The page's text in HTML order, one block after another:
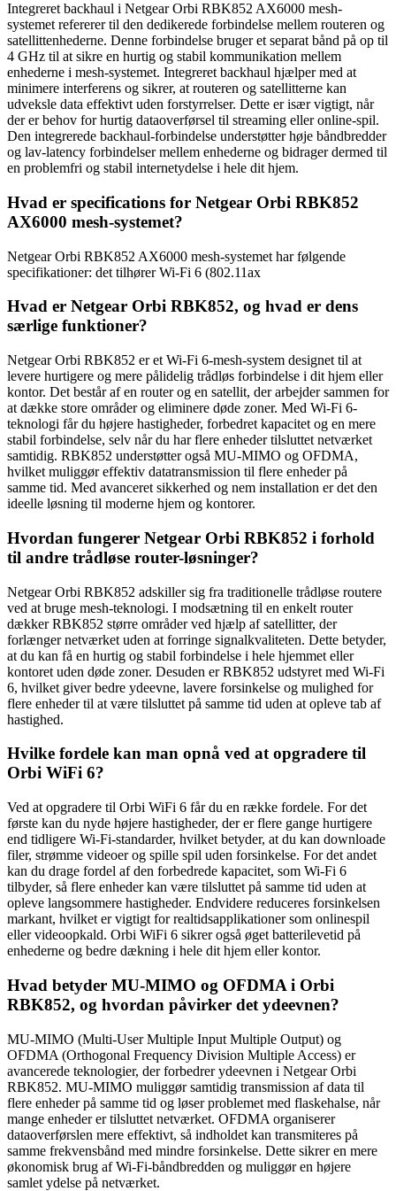
Integreret backhaul i Netgear Orbi RBK852 AX6000 mesh-
systemet refererer til den dedikerede forbindelse mellem routeren og
satellittenhederne. Denne forbindelse bruger et separat bånd på op til
4 GHz til at sikre en hurtig og stabil kommunikation mellem
enhederne i mesh-systemet. Integreret backhaul hjælper med at
minimere interferens og sikrer, at routeren og satellitterne kan
udveksle data effektivt uden forstyrrelser. Dette er især vigtigt, når
der er behov for hurtig dataoverførsel til streaming eller online-spil.
Den integrerede backhaul-forbindelse understøtter høje båndbredder
og lav-latency forbindelser mellem enhederne og bidrager dermed til
en problemfri og stabil internetydelse i hele dit hjem.
Hvad er specifications for Netgear Orbi RBK852
AX6000 mesh-systemet?
Netgear Orbi RBK852 AX6000 mesh-systemet har følgende
specifikationer: det tilhører Wi-Fi 6 (802.11ax
Hvad er Netgear Orbi RBK852, og hvad er dens
særlige funktioner?
Netgear Orbi RBK852 er et Wi-Fi 6-mesh-system designet til at
levere hurtigere og mere pålidelig trådløs forbindelse i dit hjem eller
kontor. Det består af en router og en satellit, der arbejder sammen for
at dække store områder og eliminere døde zoner. Med Wi-Fi 6-
teknologi får du højere hastigheder, forbedret kapacitet og en mere
stabil forbindelse, selv når du har flere enheder tilsluttet netværket
samtidig. RBK852 understøtter også MU-MIMO og OFDMA,
hvilket muliggør effektiv datatransmission til flere enheder på
samme tid. Med avanceret sikkerhed og nem installation er det den
ideelle løsning til moderne hjem og kontorer.
Hvordan fungerer Netgear Orbi RBK852 i forhold
til andre trådløse router-løsninger?
Netgear Orbi RBK852 adskiller sig fra traditionelle trådløse routere
ved at bruge mesh-teknologi. I modsætning til en enkelt router
dækker RBK852 større områder ved hjælp af satellitter, der
forlænger netværket uden at forringe signalkvaliteten. Dette betyder,
at du kan få en hurtig og stabil forbindelse i hele hjemmet eller
kontoret uden døde zoner. Desuden er RBK852 udstyret med Wi-Fi
6, hvilket giver bedre ydeevne, lavere forsinkelse og mulighed for
flere enheder til at være tilsluttet på samme tid uden at opleve tab af
hastighed.
Hvilke fordele kan man opnå ved at opgradere til
Orbi WiFi 6?
Ved at opgradere til Orbi WiFi 6 får du en række fordele. For det
første kan du nyde højere hastigheder, der er flere gange hurtigere
end tidligere Wi-Fi-standarder, hvilket betyder, at du kan downloade
filer, strømme videoer og spille spil uden forsinkelse. For det andet
kan du drage fordel af den forbedrede kapacitet, som Wi-Fi 6
tilbyder, så flere enheder kan være tilsluttet på samme tid uden at
opleve langsommere hastigheder. Endvidere reduceres forsinkelsen
markant, hvilket er vigtigt for realtidsapplikationer som onlinespil
eller videoopkald. Orbi WiFi 6 sikrer også øget batterilevetid på
enhederne og bedre dækning i hele dit hjem eller kontor.
Hvad betyder MU-MIMO og OFDMA i Orbi
RBK852, og hvordan påvirker det ydeevnen?
MU-MIMO (Multi-User Multiple Input Multiple Output) og
OFDMA (Orthogonal Frequency Division Multiple Access) er
avancerede teknologier, der forbedrer ydeevnen i Netgear Orbi
RBK852. MU-MIMO muliggør samtidig transmission af data til
flere enheder på samme tid og løser problemet med flaskehalse, når
mange enheder er tilsluttet netværket. OFDMA organiserer
dataoverførslen mere effektivt, så indholdet kan transmiteres på
samme frekvensbånd med mindre forsinkelse. Dette sikrer en mere
økonomisk brug af Wi-Fi-båndbredden og muliggør en højere
samlet ydelse på netværket.